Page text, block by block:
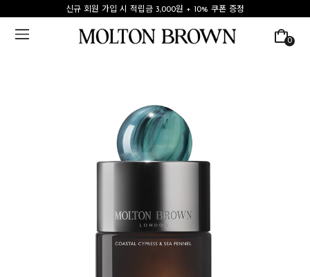
신규 회원 가입 시 적립금 3,000원 + 10% 쿠폰 증정
0